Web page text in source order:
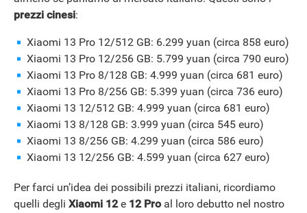
prezzi cinesi:
Xiaomi 13 Pro 12/512 GB: 6.299 yuan (circa 858 euro)
Xiaomi 13 Pro 12/256 GB: 5.799 yuan (circa 790 euro)
Xiaomi 13 Pro 8/128 GB: 4.999 yuan (circa 681 euro)
Xiaomi 13 Pro 8/256 GB: 5.399 yuan (circa 736 euro)
Xiaomi 13 12/512 GB: 4.999 yuan (circa 681 euro)
Xiaomi 13 8/128 GB: 3.999 yuan (circa 545 euro)
Xiaomi 13 8/256 GB: 4.299 yuan (circa 586 euro)
Xiaomi 13 12/256 GB: 4.599 yuan (circa 627 euro)
Per farci un’idea dei possibili prezzi italiani, ricordiamo
quelli degli Xiaomi 12e 12 Proal loro debutto nel nostro